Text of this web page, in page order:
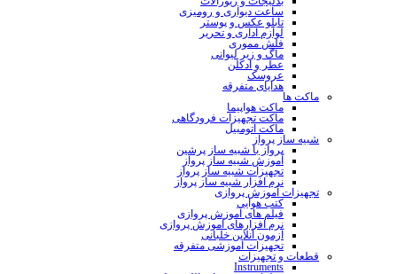
ساعت دیواری و رومیزی
تابلو عکس و پوستر
لوازم اداری و تحریر
فلش مموری
ماگ و زیر لیوانی
عطر و ادکلن
عروسک
هدایای متفرقه
ماکت ها
ماکت هواپیما
ماکت تجهیزات فرودگاهی
ماکت اتومبیل
شبیه ساز پرواز
پرواز با شبیه ساز پرشین
آموزش شبیه ساز پرواز
تجهیزات شبیه ساز پرواز
نرم افزار شبیه ساز پرواز
تجهیزات آموزش پروازی
کتب هوایی
فیلم های آموزش پروازی
نرم افزارهای آموزش پروازی
آزمون آنلاین خلبانی
تجهیزات آموزشی متفرقه
قطعات و تجهیزات
Instruments